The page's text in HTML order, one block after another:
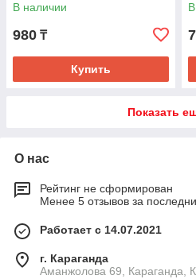
В наличии
980 ₸
Купить
Показать
О нас
Рейтинг не сформирован
Менее 5 отзывов за
Работает с 14.07.2021
г. Караганда
Аманжолова 69, Караганда,